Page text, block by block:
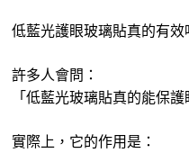
低藍光護眼玻璃貼真的有效
許多人會問：
「低藍光玻璃貼真的能保護
實際上，它的作用是：